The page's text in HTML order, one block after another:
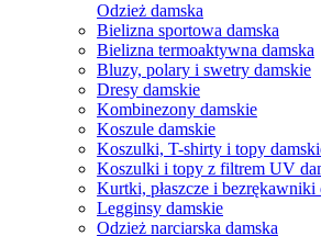
Odzież damska
Bielizna sportowa damska
Bielizna termoaktywna damska
Bluzy, polary i swetry damskie
Dresy damskie
Kombinezony damskie
Koszule damskie
Koszulki, T-shirty i topy
Koszulki i topy z filtrem UV
Kurtki, płaszcze i bezrękawniki
Legginsy damskie
Odzież narciarska damska